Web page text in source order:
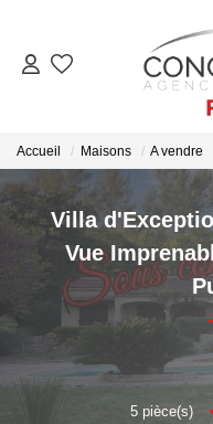
Accueil Maisons A vendre
Villa
Vue
5pièce(s) •